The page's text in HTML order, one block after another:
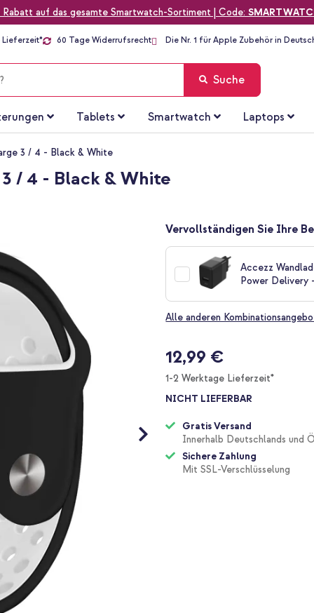
Rabatt auf das gesamte Smartwatch-Sortiment | Code:
Lieferzeit* 60 Tage Widerrufsrecht Die Nr. 1 für Apple Zubehör in
Suche
Tablets Smartwatch Laptops
3 / 4 - Black & White
/ 4 - Black & White
Vervollständigen Sie Ihre
Accezz
Power Delivery
Alle anderen
12,99 €
1-2 Werktage Lieferzeit*
NICHT LIEFERBAR
Gratis Versand
Innerhalb Deutschlands und
Sichere Zahlung
Mit SSL-Verschlüsselung